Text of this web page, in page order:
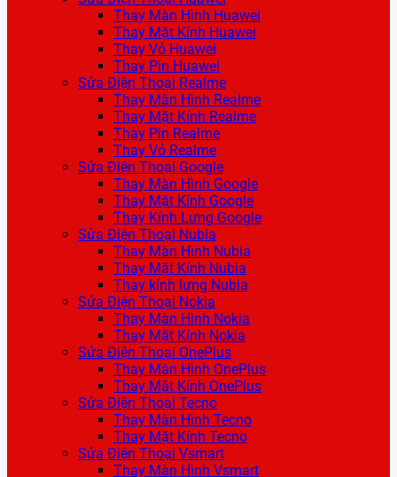
Thay Màn Hình Huawei
Thay Mặt Kính Huawei
Thay Vỏ Huawei
Thay Pin Huawei
Sửa Điện Thoại Realme
Thay Màn Hình Realme
Thay Mặt Kính Realme
Thay Pin Realme
Thay Vỏ Realme
Sửa Điện Thoại Google
Thay Màn Hình Google
Thay Mặt Kính Google
Thay Kính Lưng Google
Sửa Điện Thoại Nubia
Thay Màn Hình Nubia
Thay Mặt Kính Nubia
Thay kính lưng Nubia
Sửa Điện Thoại Nokia
Thay Màn Hình Nokia
Thay Mặt Kính Nokia
Sửa Điện Thoại OnePlus
Thay Màn Hình OnePlus
Thay Mặt Kính OnePlus
Sửa Điện Thoại Tecno
Thay Màn Hình Tecno
Thay Mặt Kính Tecno
Sửa Điện Thoại Vsmart
Thay Màn Hình Vsmart